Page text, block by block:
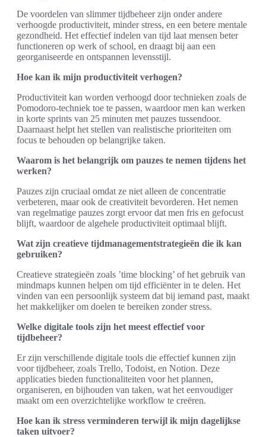
De voordelen van slimmer tijdbeheer zijn onder andere
verhoogde productiviteit, minder stress, en een betere mentale
gezondheid. Het effectief indelen van tijd laat mensen beter
functioneren op werk of school, en draagt bij aan een
georganiseerde en ontspannen levensstijl.
Hoe kan ik mijn productiviteit verhogen?
Productiviteit kan worden verhoogd door technieken zoals de
Pomodoro-techniek toe te passen, waardoor men kan werken
in korte sprints van 25 minuten met pauzes tussendoor.
Daarnaast helpt het stellen van realistische prioriteiten om
focus te behouden op belangrijke taken.
Waarom is het belangrijk om pauzes te nemen tijdens het
werken?
Pauzes zijn cruciaal omdat ze niet alleen de concentratie
verbeteren, maar ook de creativiteit bevorderen. Het nemen
van regelmatige pauzes zorgt ervoor dat men fris en gefocust
blijft, waardoor de algehele productiviteit optimaal blijft.
Wat zijn creatieve tijdmanagementstrategieën die ik kan
gebruiken?
Creatieve strategieën zoals ’time blocking’ of het gebruik van
mindmaps kunnen helpen om tijd efficiënter in te delen. Het
vinden van een persoonlijk systeem dat bij iemand past, maakt
het makkelijker om doelen te bereiken zonder stress.
Welke digitale tools zijn het meest effectief voor
tijdbeheer?
Er zijn verschillende digitale tools die effectief kunnen zijn
voor tijdbeheer, zoals Trello, Todoist, en Notion. Deze
applicaties bieden functionaliteiten voor het plannen,
organiseren, en bijhouden van taken, wat het eenvoudiger
maakt om een overzichtelijke workflow te creëren.
Hoe kan ik stress verminderen terwijl ik mijn dagelijkse
taken uitvoer?